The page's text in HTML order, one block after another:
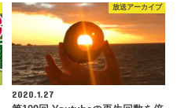
放送アーカイブ
2020.1.27